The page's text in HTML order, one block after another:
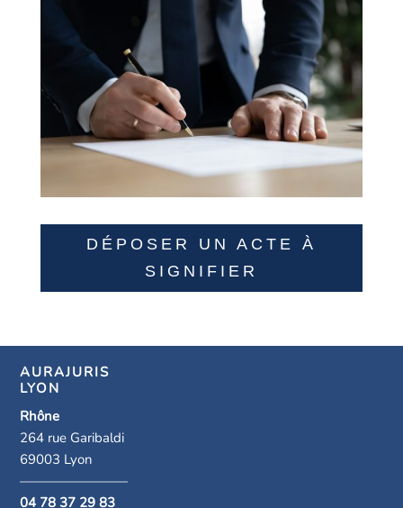
DÉPOSER UN ACTE À
SIGNIFIER
AURAJURIS
LYON
Rhône
264 rue Garibaldi
69003 Lyon
————————
04 78 37 29 83